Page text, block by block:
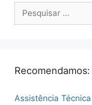
por:
Recomendamos:
Assistência